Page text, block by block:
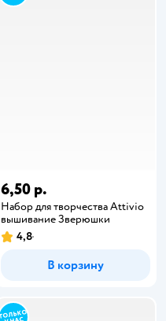
6,50 р.
Набор для творчества Attivio
вышивание Зверюшки
4,8
В корзину